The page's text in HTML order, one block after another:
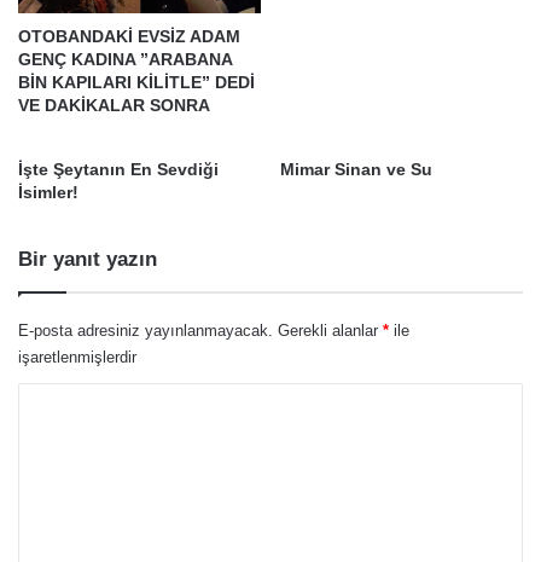
OTOBANDAKİ EVSİZ ADAM
GENÇ KADINA ”ARABANA
BİN KAPILARI KİLİTLE” DEDİ
VE DAKİKALAR SONRA
İşte Şeytanın En Sevdiği
İsimler!
Mimar Sinan ve Su
Bir yanıt yazın
E-posta adresiniz yayınlanmayacak. Gerekli alanlar * ile
işaretlenmişlerdir